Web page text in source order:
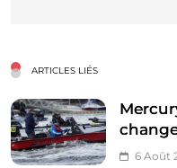
ARTICLES LIÉS
6 Août